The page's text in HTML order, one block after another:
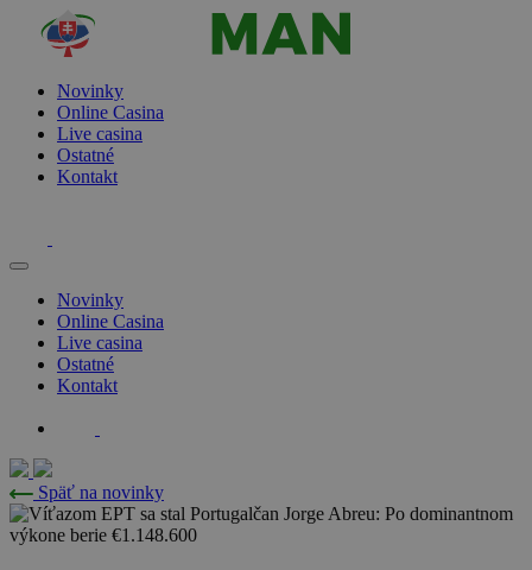
Novinky
Online Casina
Live casina
Ostatné
Kontakt
Novinky
Online Casina
Live casina
Ostatné
Kontakt
Späť na novinky